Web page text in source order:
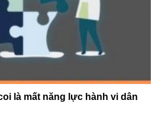
là mất năng lực hành vi dân